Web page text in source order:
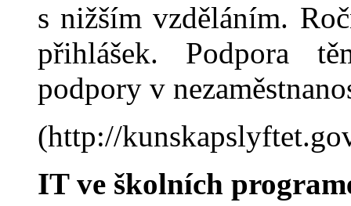
s nižším vzděláním.
přihlášek. Podpora
podpory v
(http://
IT ve školních